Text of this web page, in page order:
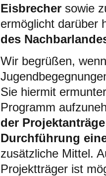
Eisbrecher sowie
ermöglicht darüber
des
Wir begrüßen,
Sie hiermit
Programm
der
Durchführung
zusätzliche Mittel.
Projektträger ist